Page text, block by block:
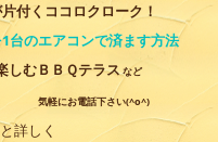
付く ココロクローク ！
台のエアコンで済ます方法
しむＢＢＱテラスなど
話下さい(^o^)
詳しく